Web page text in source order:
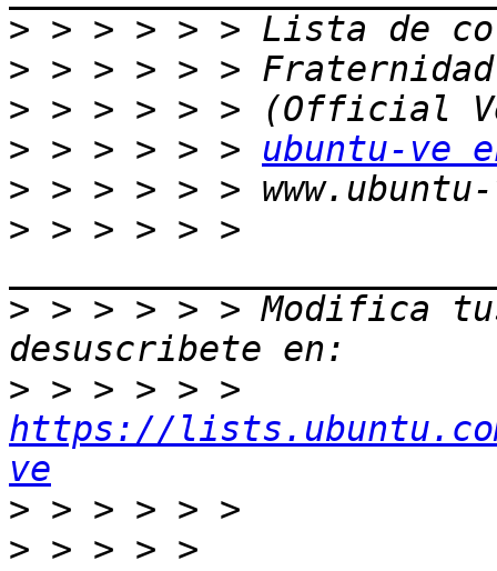
>
>
>
> > > > > > ubuntu-ve
>
> > > > > >
> > > > > > Modifica
>
https://
ve
>
> > > > >